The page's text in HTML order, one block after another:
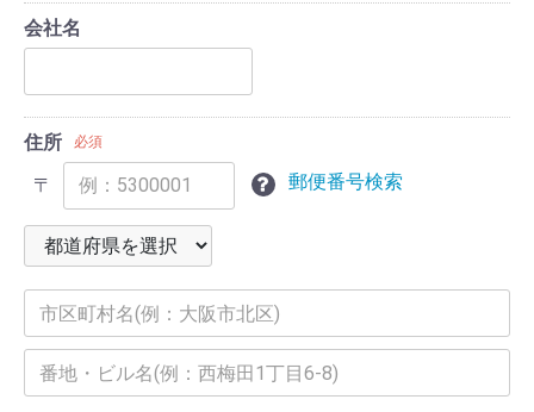
会社名
住所 必須
〒 郵便番号検索